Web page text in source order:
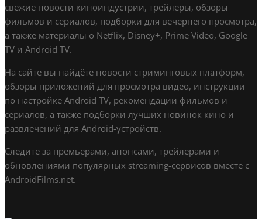
свежие новости киноиндустрии, трейлеры, обзоры
фильмов и сериалов, подборки для вечернего просмотра,
а также материалы о Netflix, Disney+, Prime Video, Google
TV и Android TV.
На сайте вы найдёте новости стриминговых платформ,
обзоры приложений для просмотра видео, инструкции
по настройке Android TV, рекомендации фильмов и
сериалов, а также подборки лучших новинок кино и
развлечений для Android-устройств.
Следите за премьерами, анонсами, трейлерами и
обновлениями популярных streaming-сервисов вместе с
AndroidFilms.net.